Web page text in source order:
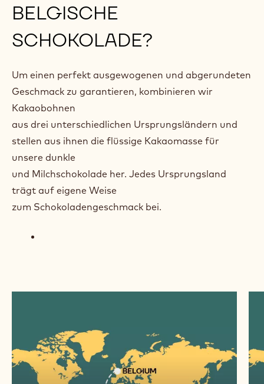
BELGISCHE
SCHOKOLADE?
Um einen perfekt ausgewogenen und abgerundeten
Geschmack zu garantieren, kombinieren wir
Kakaobohnen
aus drei unterschiedlichen Ursprungsländern und
stellen aus ihnen die flüssige Kakaomasse für
unsere dunkle
und Milchschokolade her. Jedes Ursprungsland
trägt auf eigene Weise
zum Schokoladengeschmack bei.